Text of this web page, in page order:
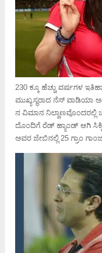
230 ಕ್ಕೂ ಹೆಚ್ಚು ವರ್ಷಗಳ
ಮುಖ್ಯಸ್ಥರಾದ ನೆಸ್ ವಾಡಿಯಾ
ನ ವಿಮಾನ ನಿಲ್ದಾಣವೊಂದರಲ್ಲಿ
ದೊಂದಿಗೆ ರೆಡ್ ಹ್ಯಾಂಡ್ ಆಗಿ
ಅವರ ಜೇಬಿನಲ್ಲಿ 25 ಗ್ರಾಂ